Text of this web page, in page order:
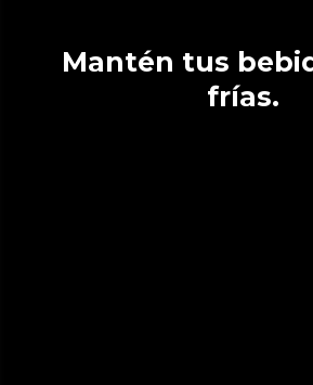
Mantén tus bebidas bien
frías.